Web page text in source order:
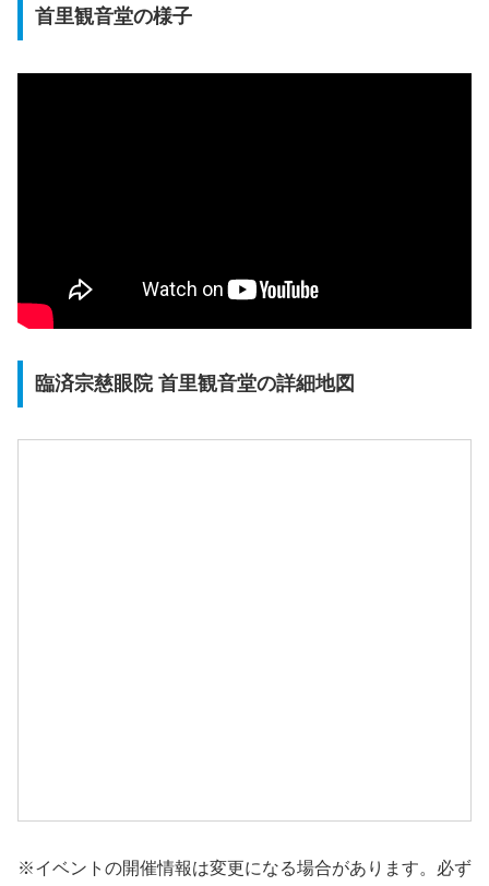
首里観音堂の様子
臨済宗慈眼院 首里観音堂の詳細地図
※イベントの開催情報は変更になる場合があります。必ず